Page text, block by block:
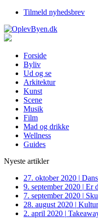
Tilmeld nyhedsbrev
Forside
Byliv
Ud og se
Arkitektur
Kunst
Scene
Musik
Film
Mad og drikke
Wellness
Guides
Nyeste artikler
27. oktober 2020 |
9. september 2020 | Er
7. september 2020 |
28. august 2020 |
2. april 2020 |